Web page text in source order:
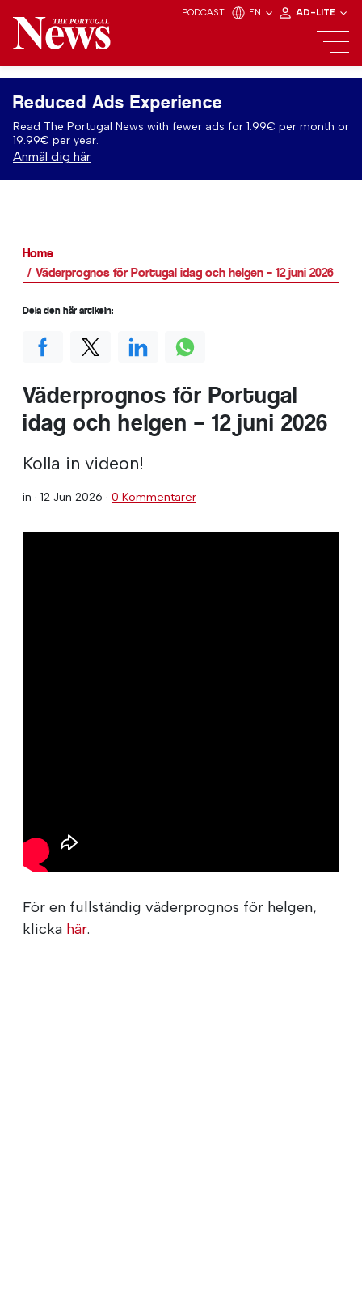
PODCAST EN AD-LITE
Reduced Ads Experience
Read The Portugal News with fewer ads for 1.99€ per month or
19.99€ per year.
Anmäl dig här
Home
Väderprognos för Portugal idag och helgen – 12 juni 2026
Väderprognos för Portugal
idag och helgen – 12 juni 2026
Kolla in videon!
in · 12 Jun 2026 · 0 Kommentarer
För en fullständig väderprognos för helgen,
klicka här.
Dela den här artikeln: